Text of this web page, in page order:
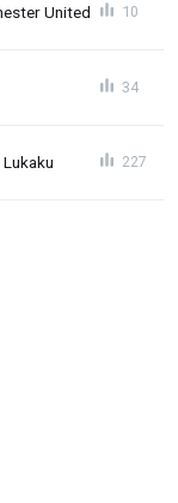
United 10
34
227